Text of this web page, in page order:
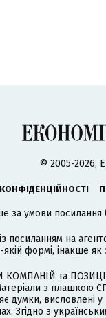
© 2005-2026,
за умови
посиланням на
формі, інакше як
та
з
думки, висловлені
Згідно з